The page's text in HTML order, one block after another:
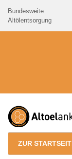
Bundesweite
Altölentsorgung
ZUR